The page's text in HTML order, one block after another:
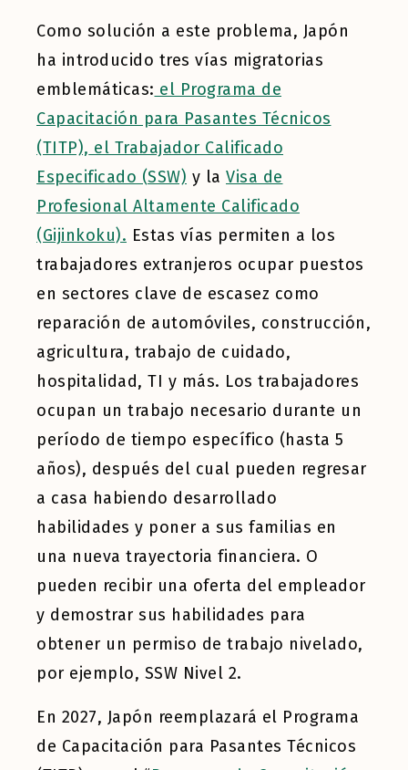
Como solución a este problema, Japón
ha introducido tres vías migratorias
emblemáticas: el Programa de
Capacitación para Pasantes Técnicos
(TITP), el Trabajador Calificado
Especificado (SSW) y la Visa de
Profesional Altamente Calificado
(Gijinkoku). Estas vías permiten a los
trabajadores extranjeros ocupar puestos
en sectores clave de escasez como
reparación de automóviles, construcción,
agricultura, trabajo de cuidado,
hospitalidad, TI y más. Los trabajadores
ocupan un trabajo necesario durante un
período de tiempo específico (hasta 5
años), después del cual pueden regresar
a casa habiendo desarrollado
habilidades y poner a sus familias en
una nueva trayectoria financiera. O
pueden recibir una oferta del empleador
y demostrar sus habilidades para
obtener un permiso de trabajo nivelado,
por ejemplo, SSW Nivel 2.
En 2027, Japón reemplazará el Programa
de Capacitación para Pasantes Técnicos